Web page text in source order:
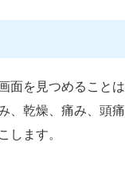
面を見つめること
、乾燥、痛み、頭
します。